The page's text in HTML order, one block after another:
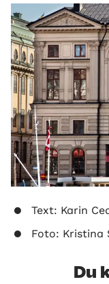
Text: Karin
Foto: Kristina
Du